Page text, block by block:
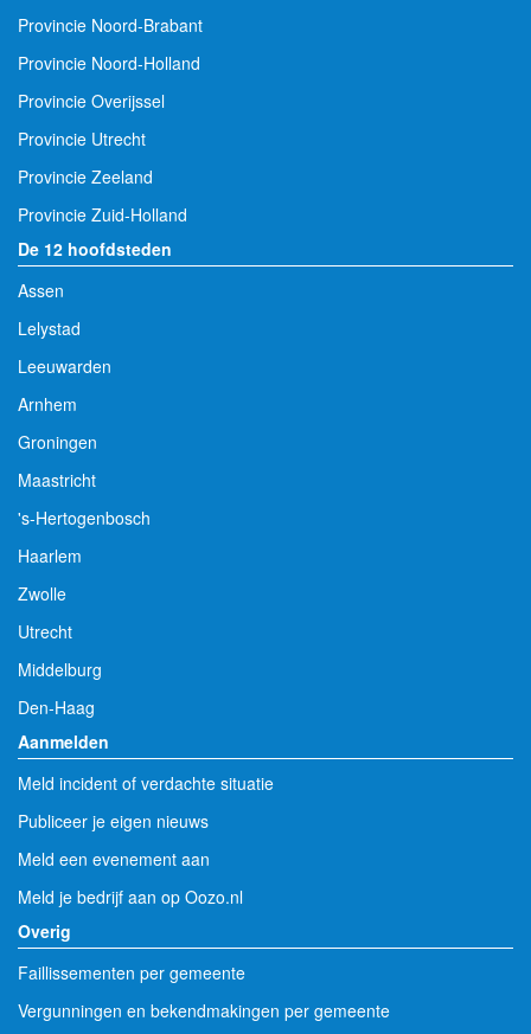
Provincie Noord-Brabant
Provincie Noord-Holland
Provincie Overijssel
Provincie Utrecht
Provincie Zeeland
Provincie Zuid-Holland
De 12 hoofdsteden
Assen
Lelystad
Leeuwarden
Arnhem
Groningen
Maastricht
's-Hertogenbosch
Haarlem
Zwolle
Utrecht
Middelburg
Den-Haag
Aanmelden
Meld incident of verdachte situatie
Publiceer je eigen nieuws
Meld een evenement aan
Meld je bedrijf aan op Oozo.nl
Overig
Faillissementen per gemeente
Vergunningen en bekendmakingen per gemeente